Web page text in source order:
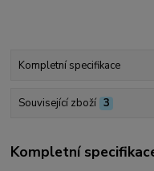
Kompletní specifikace
Související zboží 3
Kompletní